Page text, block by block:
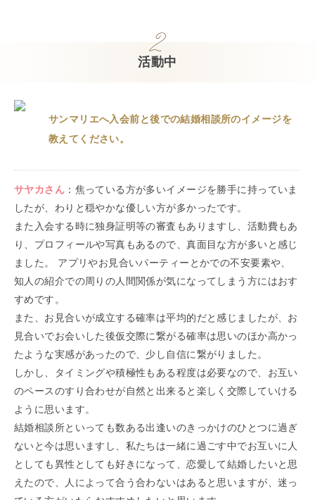
活動中
サンマリエへ入会前と後での結婚相談所のイメージを
教えてください。
サヤカ さん ： 焦っている方が多いイメージを勝手に持っていま
したが、わりと穏やかな優しい方が多かったです。
また入会する時に独身証明等の審査もありますし、活動費もあ
り、プロフィールや写真もあるので、真面目な方が多いと感じ
ました。 アプリやお見合いパーティーとかでの不安要素や、
知人の紹介での周りの人間関係が気になってしまう方にはおす
すめです。
また、お見合いが成立する確率は平均的だと感じましたが、お
見合いでお会いした後仮交際に繋がる確率は思いのほか高かっ
たような実感があったので、少し自信に繋がりました。
しかし、タイミングや積極性もある程度は必要なので、お互い
のペースのすり合わせが自然と出来ると楽しく交際していける
ように思います。
結婚相談所といっても数ある出逢いのきっかけのひとつに過ぎ
ないと今は思いますし、私たちは一緒に過ごす中でお互いに人
としても異性としても好きになって、恋愛して結婚したいと思
えたので、人によって合う合わないはあると思いますが、迷っ